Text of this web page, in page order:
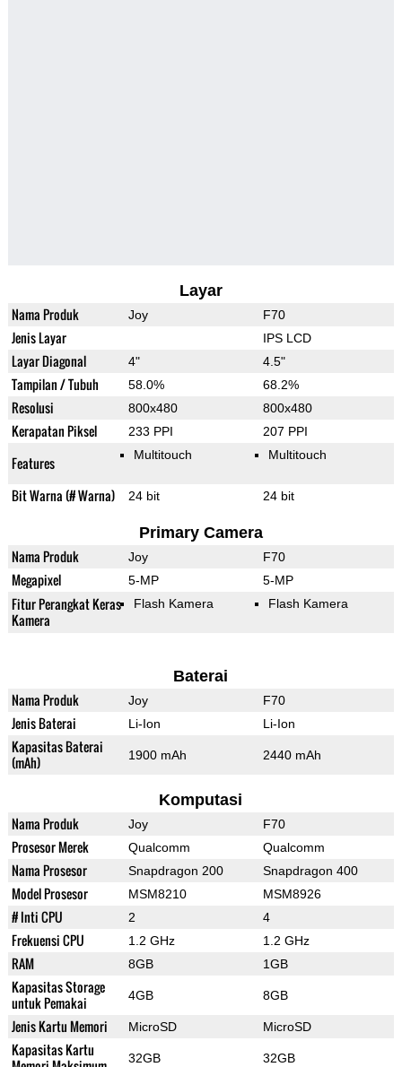
Layar
Nama Produk Joy F70
Jenis Layar IPS LCD
Layar Diagonal 4" 4.5"
Tampilan / Tubuh 58.0% 68.2%
Resolusi 800x480 800x480
Kerapatan Piksel 233 PPI 207 PPI
Features Multitouch Multitouch
Bit Warna (# Warna) 24 bit 24 bit
Primary Camera
Nama Produk Joy F70
Megapixel 5-MP 5-MP
Fitur Perangkat Keras
Kamera
Flash Kamera Flash Kamera
Baterai
Nama Produk Joy F70
Jenis Baterai Li-Ion Li-Ion
Kapasitas Baterai
(mAh)
1900 mAh 2440 mAh
Komputasi
Nama Produk Joy F70
Prosesor Merek Qualcomm Qualcomm
Nama Prosesor Snapdragon 200 Snapdragon 400
Model Prosesor MSM8210 MSM8926
# Inti CPU 2 4
Frekuensi CPU 1.2 GHz 1.2 GHz
RAM 8GB 1GB
Kapasitas Storage
untuk Pemakai
4GB 8GB
Jenis Kartu Memori MicroSD MicroSD
Kapasitas Kartu
32GB 32GB